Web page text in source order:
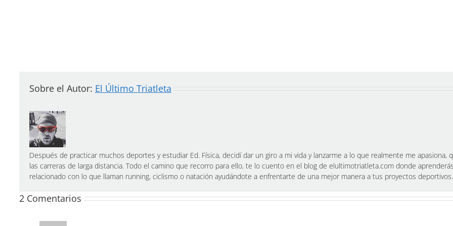
Sobre el Autor: El Último Triatleta
Después de practicar muchos deportes y estudiar Ed. Física, decidí dar un giro a mi vida y lanzarme a lo que realmente me apasiona,
las carreras de larga distancia. Todo el camino que recorro para ello, te lo cuento en el blog de elultimotriatleta.com donde
relacionado con lo que llaman running, ciclismo o natación ayudándote a enfrentarte de una mejor manera a tus proyectos deportivos.
2 Comentarios